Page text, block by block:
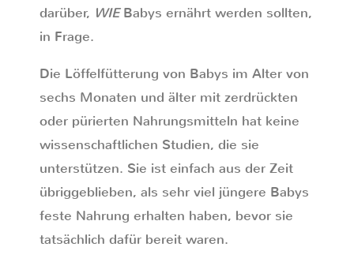
darüber, WIEBabys ernährt werden sollten,
in Frage.
Die Löffelfütterung von Babys im Alter von
sechs Monaten und älter mit zerdrückten
oder pürierten Nahrungsmitteln hat keine
wissenschaftlichen Studien, die sie
unterstützen. Sie ist einfach aus der Zeit
übriggeblieben, als sehr viel jüngere Babys
feste Nahrung erhalten haben, bevor sie
tatsächlich dafür bereit waren.